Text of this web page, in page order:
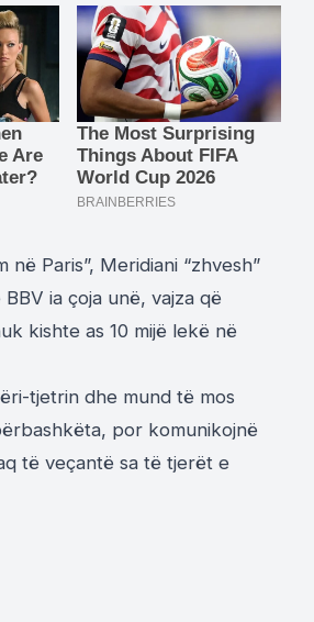
në Paris”, Meridiani “zhvesh”
ia çoja unë, vajza që
kishte as 10 mijë lekë në
tjetrin dhe mund të mos
por komunikojnë
të veçantë sa të tjerët e